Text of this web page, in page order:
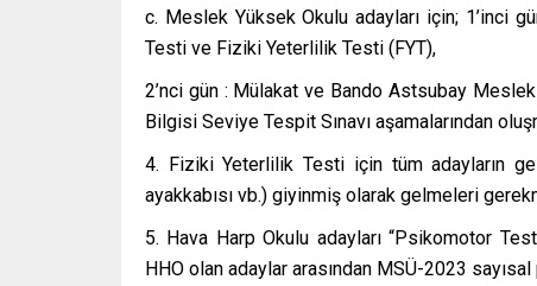
c. Meslek Yüksek Okulu adayları için; 1’inci
Testi ve Fiziki Yeterlilik Testi (FYT),
2’nci gün : Mülakat ve Bando Astsubay
Bilgisi Seviye Tespit Sınavı aşamalarından
4. Fiziki Yeterlilik Testi için tüm adayların
ayakkabısı vb.) giyinmiş olarak gelmeleri
5. Hava Harp Okulu adayları “Psikomotor
HHO olan adaylar arasından MSÜ-2023